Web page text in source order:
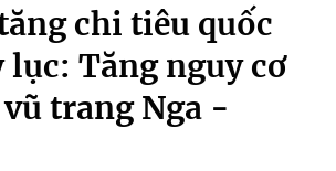
trí
chi tiêu quốc
Tăng nguy cơ
trang Nga -